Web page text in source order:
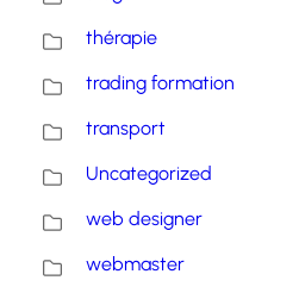
thérapie
trading formation
transport
Uncategorized
web designer
webmaster